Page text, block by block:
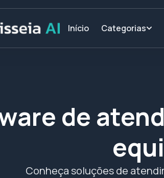
Início Categorias
de
Conheça soluções de